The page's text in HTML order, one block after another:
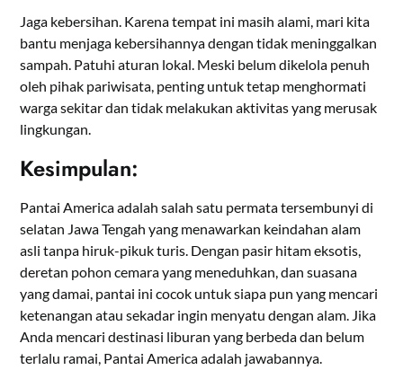
Jaga kebersihan. Karena tempat ini masih alami, mari kita
bantu menjaga kebersihannya dengan tidak meninggalkan
sampah. Patuhi aturan lokal. Meski belum dikelola penuh
oleh pihak pariwisata, penting untuk tetap menghormati
warga sekitar dan tidak melakukan aktivitas yang merusak
lingkungan.
Kesimpulan:
Pantai America adalah salah satu permata tersembunyi di
selatan Jawa Tengah yang menawarkan keindahan alam
asli tanpa hiruk-pikuk turis. Dengan pasir hitam eksotis,
deretan pohon cemara yang meneduhkan, dan suasana
yang damai, pantai ini cocok untuk siapa pun yang mencari
ketenangan atau sekadar ingin menyatu dengan alam. Jika
Anda mencari destinasi liburan yang berbeda dan belum
terlalu ramai, Pantai America adalah jawabannya.